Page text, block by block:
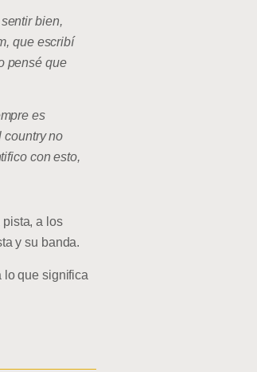
bien,
que escribí
pensé que
es
country no
con esto,
pista, a los
y su banda.
lo que significa